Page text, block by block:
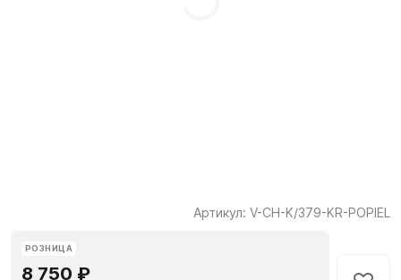
Артикул: V-CH-K/379-KR-POPIEL
РОЗНИЦА
8 750 ₽